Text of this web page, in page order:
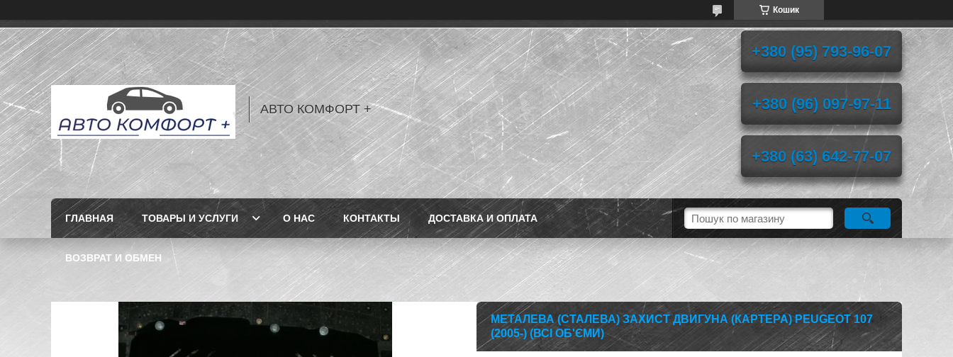
Кошик
АВТО КОМФОРТ +
+380 (95) 793-96-07
+380 (96) 097-97-11
+380 (63) 642-77-07
ГЛАВНАЯ ТОВАРЫ И УСЛУГИ О НАС КОНТАКТЫ ДОСТАВКА И ОПЛАТА
ВОЗВРАТ И ОБМЕН
МЕТАЛЕВА (СТАЛЕВА) ЗАХИСТ ДВИГУНА (КАРТЕРА) PEUGEOT 107
(2005-) (ВСІ ОБ'ЄМИ)